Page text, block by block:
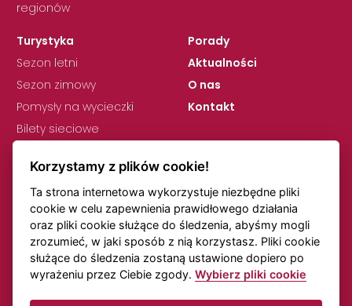
regionów
Turystyka
Sezon letni
Sezon zimowy
Pomysły na wycieczki
Bilety sieciowe
Porady
Aktualności
O nas
Kontakt
RODO
Ustawienia plików cookie
Uwagi dotyczące rozkładów jazdy
Transport online
Korzystamy z plików cookie!
Ta strona internetowa wykorzystuje niezbędne pliki
cookie w celu zapewnienia prawidłowego działania
oraz pliki cookie służące do śledzenia, abyśmy mogli
zrozumieć, w jaki sposób z nią korzystasz. Pliki cookie
służące do śledzenia zostaną ustawione dopiero po
wyrażeniu przez Ciebie zgody.Wybierz pliki cookie